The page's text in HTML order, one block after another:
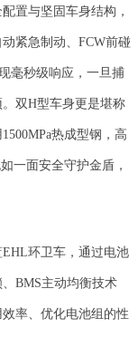
置与坚固车身结构，
紧急制动、FCW前碰
毫秒级响应，一旦捕
双H型车身更是堪称
热成型钢，高
一面安全守护金盾，
环卫车，通过电池
BMS主动均衡技术
率‌、优化电池组的性